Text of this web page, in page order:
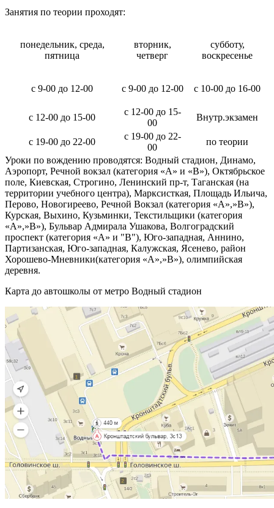
Занятия по теории проходят:
понедельник, среда,
пятница
вторник,
четверг
субботу,
воскресенье
с 9-00 до 12-00 с 9-00 до 12-00 с 10-00 до 16-00
с 12-00 до 15-00
с 12-00 до 15-
00
Внутр.экзамен
с 19-00 до 22-00
с 19-00 до 22-
00
по теории
Уроки по вождению проводятся: Водный стадион, Динамо,
Аэропорт, Речной вокзал (категория «А» и «В»), Октябрьское
поле, Киевская, Строгино, Ленинский пр-т, Таганская (на
территории учебного центра), Марксисткая, Площадь Ильича,
Перово, Новогиреево, Речной Вокзал (категория «А»,»В»),
Курская, Выхино, Кузьминки, Текстильщики (категория
«А»,»В»), Бульвар Адмирала Ушакова, Волгоградский
проспект (категория «А» и "В"), Юго-западная, Аннино,
Партизанская, Юго-западная, Калужская, Ясенево, район
Хорошево-Мневники(категория «А»,»В»), олимпийская
деревня.
Карта до автошколы от метро Водный стадион